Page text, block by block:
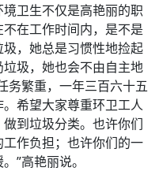
卫生不仅是高艳丽的职
在工作时间内，是不是
，她总是习惯性地捡起
圾，她也会不由自主地
务繁重，一年三百六十五
希望大家尊重环卫工人
到垃圾分类。也许你们
作负担；也许你们的一
”高艳丽说。